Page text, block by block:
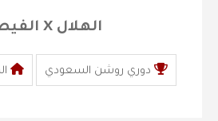
الهلال X الفيصلي
دوري روشن السعودي